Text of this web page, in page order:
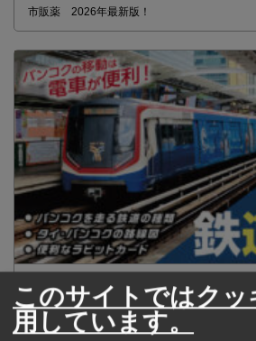
市販薬 2026年最新版！
2026年版 タイの鉄道事情 電車でGO！
このサイトではクッ
用しています。